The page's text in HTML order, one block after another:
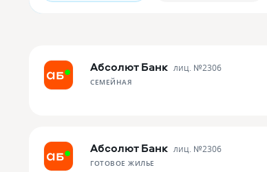
Абсолют Банк лиц. №2306
СЕМЕЙНАЯ
Абсолют Банк лиц. №2306
ГОТОВОЕ ЖИЛЬЕ